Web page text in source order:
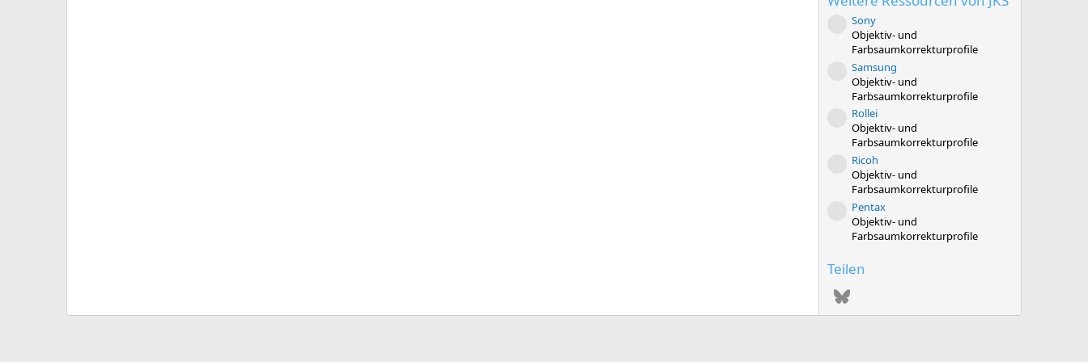
e
r
(
e
)
Ressourcen-Icon
Sony
Objektiv- und
Farbsaumkorrekturprofile
Ressourcen-Icon
Samsung
Objektiv- und
Farbsaumkorrekturprofile
Ressourcen-Icon
Rollei
Objektiv- und
Farbsaumkorrekturprofile
Ressourcen-Icon
Ricoh
Objektiv- und
Farbsaumkorrekturprofile
Ressourcen-Icon
Pentax
Objektiv- und
Farbsaumkorrekturprofile
Teilen
Bluesky